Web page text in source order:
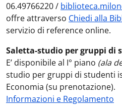
06.49766220 /
offre attraverso Chiedi alla
servizio di reference online.
Saletta-studio per gruppi di
E’ disponibile al I° piano (ala
studio per gruppi di studenti
Economia (su prenotazione).
Informazioni e Regolamento